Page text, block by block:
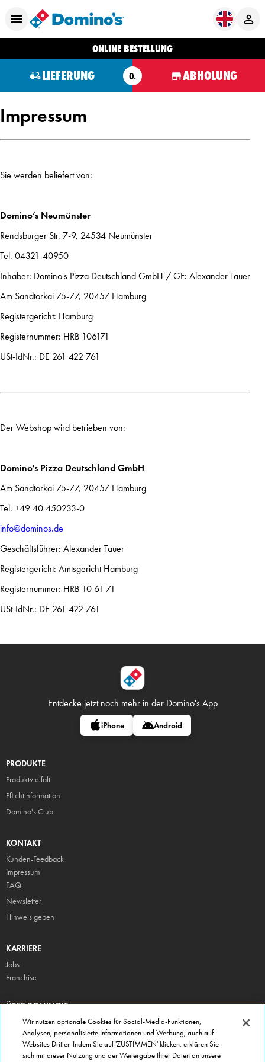
ONLINE BESTELLUNG
LIEFERUNG O. ABHOLUNG
Impressum
Sie werden beliefert von:
Domino’s Neumünster
Rendsburger Str. 7-9, 24534 Neumünster
Tel. 04321-40950
Inhaber: Domino's Pizza Deutschland GmbH / GF: Alexander Tauer
Am Sandtorkai 75-77, 20457 Hamburg
Registergericht: Hamburg
Registernummer: HRB 106171
USt-IdNr.: DE 261 422 761
Der Webshop wird betrieben von:
Domino's Pizza Deutschland GmbH
Am Sandtorkai 75-77, 20457 Hamburg
Tel. +49 40 450233-0
info@dominos.de
Geschäftsführer: Alexander Tauer
Registergericht: Amtsgericht Hamburg
Registernummer: HRB 10 61 71
USt-IdNr.: DE 261 422 761
Entdecke jetzt noch mehr in der Domino's App
iPhone Android
PRODUKTE
Produktvielfalt
Pflichtinformation
Domino's Club
KONTAKT
Kunden-Feedback
Impressum
FAQ
Newsletter
Hinweis geben
KARRIERE
Jobs
Franchise
ÜBER DOMINO'S
Storesuche
Presse
Domino's App
Wir nutzen optionale Cookies für Social-Media-Funktionen,
Analysen, personalisierte Informationen und Werbung, auch auf
Websites Dritter. Indem Sie auf 'ZUSTIMMEN' klicken, erklären Sie
sich mit dieser Nutzung und der Weitergabe Ihrer Daten an unsere